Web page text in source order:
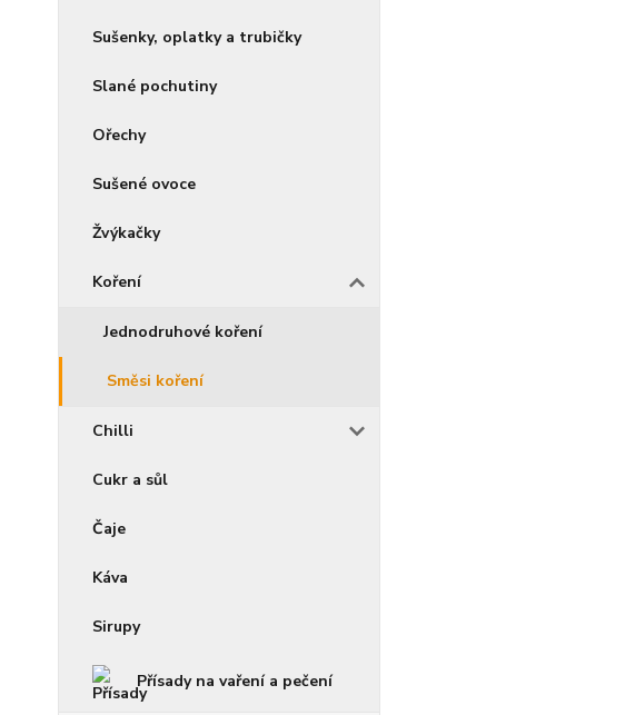
Sušenky, oplatky a trubičky
Slané pochutiny
Ořechy
Sušené ovoce
Žvýkačky
Koření
Jednodruhové koření
Směsi koření
Chilli
Cukr a sůl
Čaje
Káva
Sirupy
Přísady na vaření a pečení